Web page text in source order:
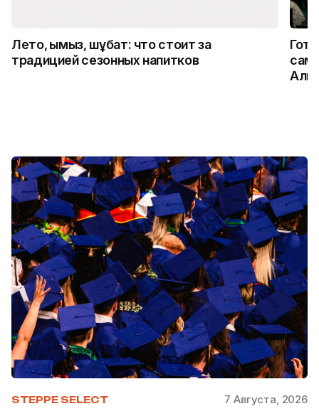
Лето, қымыз, шұбат: что стоит за
традицией сезонных напитков
STEPPE SELECT 7 Августа, 2026